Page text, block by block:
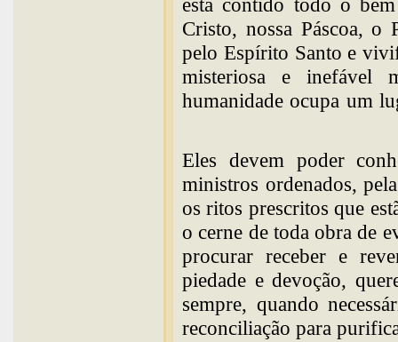
Cristo, nossa Páscoa,
pelo Espírito Santo e
misteriosa e inefável
humanidade ocupa um
Eles devem poder
ministros ordenados,
os ritos prescritos que
o cerne de toda obra de
procurar receber e
piedade e devoção,
sempre, quando
reconciliação para